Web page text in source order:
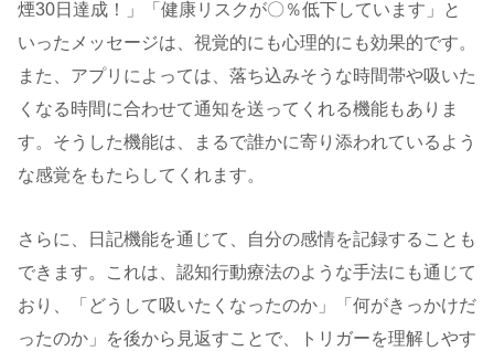
煙30日達成！」「健康リスクが〇％低下しています」と
いったメッセージは、視覚的にも心理的にも効果的です。
また、アプリによっては、落ち込みそうな時間帯や吸いた
くなる時間に合わせて通知を送ってくれる機能もありま
す。そうした機能は、まるで誰かに寄り添われているよう
な感覚をもたらしてくれます。
さらに、日記機能を通じて、自分の感情を記録することも
できます。これは、認知行動療法のような手法にも通じて
おり、「どうして吸いたくなったのか」「何がきっかけだ
ったのか」を後から見返すことで、トリガーを理解しやす